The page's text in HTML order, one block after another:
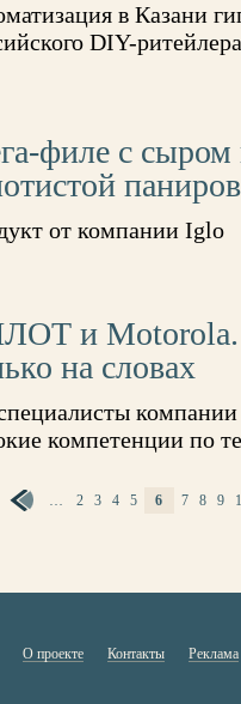
в Казани
DIY-ритейлера
филе с сыром
от компании Iglo
и Motorola.
на словах
компетенции по
… 2 3 4 5 6 7 8 9
О проекте Контакты Реклама